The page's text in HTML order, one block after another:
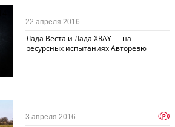
Лада Веста и Лада XRAY — на
ресурсных испытаниях Авторевю
22 апреля 2016
3 апреля 2016 p